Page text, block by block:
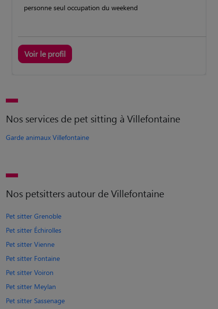
personne seul occupation du weekend
Voir le profil
Nos services de pet sitting à Villefontaine
Garde animaux Villefontaine
Nos petsitters autour de Villefontaine
Pet sitter Grenoble
Pet sitter Échirolles
Pet sitter Vienne
Pet sitter Fontaine
Pet sitter Voiron
Pet sitter Meylan
Pet sitter Sassenage